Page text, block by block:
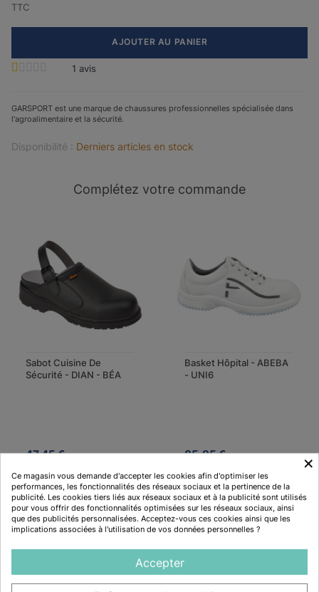
TTC
AJOUTER AU PANIER
1 avis
GARSPORT est une marque de chaussures professionnelles spécialisée dans
l'agroalimentaire et la sécurité.
Disponibilité : Derniers articles en stock
Complétez votre commande
Sabot Cuisine De
Sécurité - DIAN - BÉA
47,45 €
Basket Hôpital - ABEBA
- UNI6
85,95 €
Description
×
Ce magasin vous demande d'accepter les cookies afin d'optimiser les
performances, les fonctionnalités des réseaux sociaux et la pertinence de la
publicité. Les cookies tiers liés aux réseaux sociaux et à la publicité sont utilisés
pour vous offrir des fonctionnalités optimisées sur les réseaux sociaux, ainsi
que des publicités personnalisées. Acceptez-vous ces cookies ainsi que les
implications associées à l'utilisation de vos données personnelles ?
Accepter